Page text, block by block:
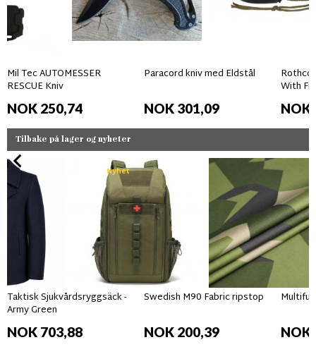
Mil Tec AUTOMESSER
RESCUE Kniv
NOK 250,74
Paracord kniv med Eldstål
NOK 301,09
Rothco
With
NOK
Tilbake på lager og nyheter
Nyhet
Taktisk Sjukvårdsryggsäck -
Army Green
NOK 703,88
Swedish M90 Fabric ripstop
NOK 200,39 NOK